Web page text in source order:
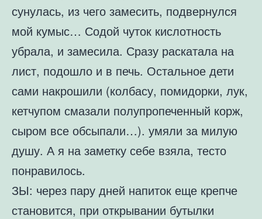
сунулась, из чего замесить, подвернулся
мой кумыс… Содой чуток кислотность
убрала, и замесила. Сразу раскатала на
лист, подошло и в печь. Остальное дети
сами накрошили (колбасу, помидорки, лук,
кетчупом смазали полупропеченный корж,
сыром все обсыпали…). умяли за милую
душу. А я на заметку себе взяла, тесто
понравилось.
ЗЫ: через пару дней напиток еще крепче
становится, при открывании бутылки